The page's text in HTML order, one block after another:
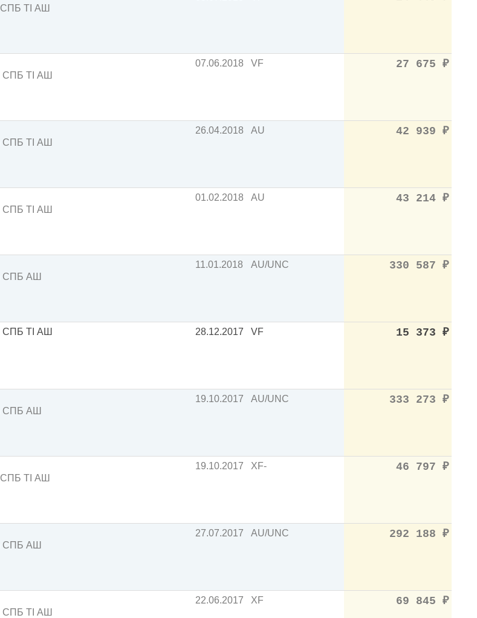
СПБ TI АШ
СПБ TI АШ
07.06.2018 VF 27 675 ₽
СПБ TI АШ
26.04.2018 AU 42 939 ₽
СПБ TI АШ
01.02.2018 AU 43 214 ₽
СПБ АШ
11.01.2018 AU/UNC 330 587 ₽
СПБ TI АШ 28.12.2017 VF 15 373 ₽
СПБ АШ
19.10.2017 AU/UNC 333 273 ₽
СПБ TI АШ
19.10.2017 XF- 46 797 ₽
СПБ АШ
27.07.2017 AU/UNC 292 188 ₽
СПБ TI АШ
22.06.2017 XF 69 845 ₽